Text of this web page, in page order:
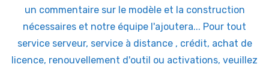
un commentaire sur le modèle et la construction
nécessaires et notre équipe l'ajoutera... Pour tout
service serveur, service à distance , crédit, achat de
licence, renouvellement d'outil ou activations, veuillez